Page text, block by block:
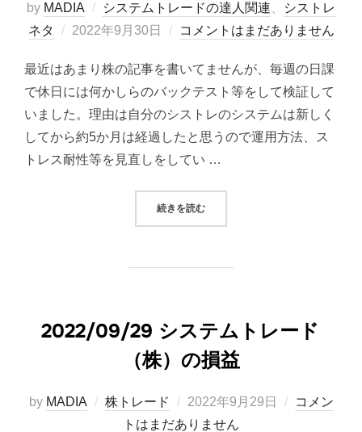
by MADIA システムトレードの達人関連
シストレ
ネタ
投
日:
2022年9月30日 コメントはまだありません
最近はあまり株の記事を書いてませんが、毎週の日課
で休日には何かしらのバックテスト等をして検証して
いました。理由は自分のシストレのシステムは新しく
してから約5か月は経過したと思うので運用方法、ス
トレス耐性等を見直しをしてい …
続きを読む“シストレのシステム見直し”
2022/09/29 システムトレード
（株）の損益
by MADIA 株トレード
投
稿
2022年9月29日
コメン
トはまだありません